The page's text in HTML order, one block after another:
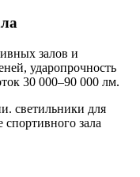
залов и
ударопрочность
30 000–90 000 лм.
светильники для
зала